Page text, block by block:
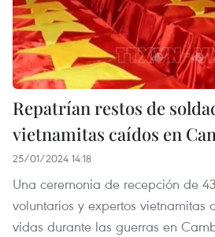
Repatrían restos de
vietnamitas caídos en
25/01/2024 14:18
Una ceremonia de recepción de
voluntarios y expertos vietnamitas
vidas durante las guerras en